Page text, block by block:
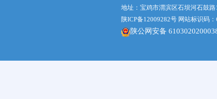
地址：宝鸡市渭滨区石坝河石鼓
陕ICP备12009282号 网站标识码
陕公网安备